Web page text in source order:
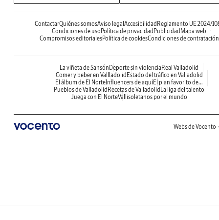
ContactarQuiénes somosAviso legalAccesibilidadReglamento UE 2024/
Condiciones de usoPolítica de privacidadPublicidadMapa web
Compromisos editorialesPolítica de cookiesCondiciones de contratación
La viñeta de SansónDeporte sin violenciaReal Valladolid
Comer y beber en VallladolidEstado del tráfico en Valladolid
El álbum de El NorteInfluencers de aquíEl plan favorito de...
Pueblos de ValladolidRecetas de ValladolidLa liga del talento
Juega con El NorteVallisoletanos por el mundo
Webs de Vocento